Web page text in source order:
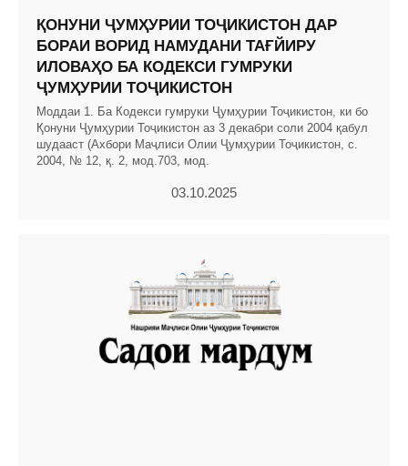
ҚОНУНИ ҶУМҲУРИИ ТОҶИКИСТОН ДАР
БОРАИ ВОРИД НАМУДАНИ ТАҒЙИРУ
ИЛОВАҲО БА КОДЕКСИ ГУМРУКИ
ҶУМҲУРИИ ТОҶИКИСТОН
Моддаи 1. Ба Кодекси гумруки Ҷумҳурии Тоҷикистон, ки бо
Қонуни Ҷумҳурии Тоҷикистон аз 3 декабри соли 2004 қабул
шудааст (Ахбори Маҷлиси Олии Ҷумҳурии Тоҷикистон, с.
2004, № 12, қ. 2, мод.703, мод.
03.10.2025